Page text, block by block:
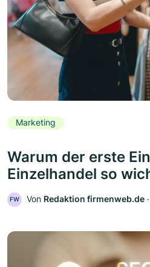
Marketing
Warum der erste
Einzelhandel so
FW Von Redaktion firmenweb.de ‧